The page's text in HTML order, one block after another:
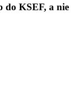
do KSEF, a nie